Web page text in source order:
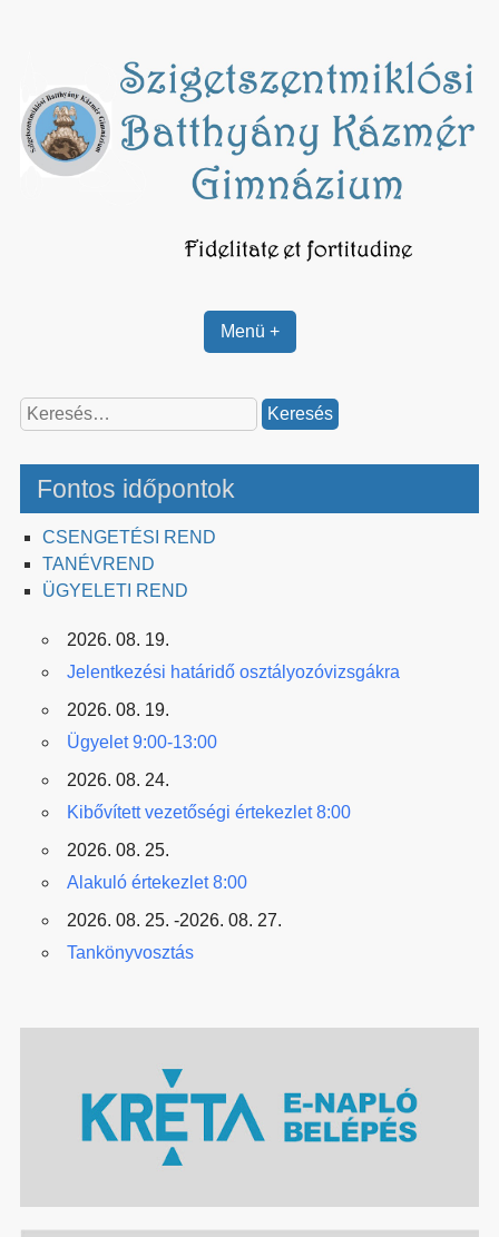
Menü +
Keresés:
Fontos időpontok
CSENGETÉSI REND
TANÉVREND
ÜGYELETI REND
2026. 08. 19.
Jelentkezési határidő osztályozóvizsgákra
2026. 08. 19.
Ügyelet 9:00-13:00
2026. 08. 24.
Kibővített vezetőségi értekezlet 8:00
2026. 08. 25.
Alakuló értekezlet 8:00
2026. 08. 25. -2026. 08. 27.
Tankönyvosztás